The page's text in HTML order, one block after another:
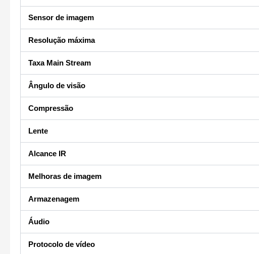
Sensor de imagem
Resolução máxima
Taxa Main Stream
Ângulo de visão
Compressão
Lente
Alcance IR
Melhoras de imagem
Armazenagem
Áudio
Protocolo de vídeo